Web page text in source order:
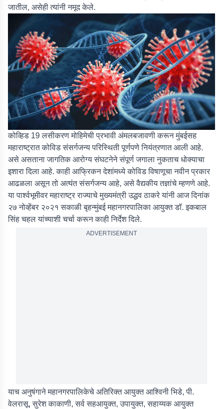
जातील, असेही त्यांनी नमूद केले.
कोव्हिड 19 लसीकरण मोहिमेची प्रभावी अंमलबजावणी करून मुंबईसह
महाराष्ट्रात कोविड संसर्गजन्य परिस्थिती पूर्णपणे नियंत्रणात आली आहे.
असे असताना जागतिक आरोग्य संघटनेने संपूर्ण जगाला नुकताच धोक्याचा
इशारा दिला आहे. काही आफ्रिकन देशांमध्ये कोविड विषाणूचा नवीन प्रकार
आढळला असून तो अत्यंत संसर्गजन्य आहे, असे वैद्यकीय तज्ञांचे म्हणणे आहे.
या पार्श्वभूमीवर महाराष्ट्र राज्याचे मुख्यमंत्री उद्धव ठाकरे यांनी आज दिनांक
२७ नोव्हेंबर २०२१ सकाळी बृहन्मुंबई महानगरपालिका आयुक्त डॉ. इकबाल
सिंह चहल यांच्याशी चर्चा करून काही निर्देश दिले.
ADVERTISEMENT
याच अनुषंगाने महानगरपालिकेचे अतिरिक्त आयुक्त आश्विनी भिडे, पी.
वेलरासू, सुरेश काकाणी, सर्व सहआयुक्त, उपायुक्त, सहाय्यक आयुक्त